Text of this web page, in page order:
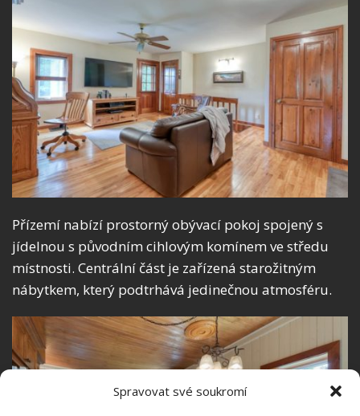
Spravovat své soukromí
Přízemí nabízí prostorný obývací pokoj spojený s
jídelnou s původním cihlovým komínem ve středu
místnosti. Centrální část je zařízená starožitným
nábytkem, který podtrhává jedinečnou atmosféru.